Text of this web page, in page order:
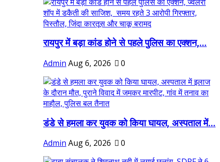
रायपुर में बड़ा कांड होने से पहले पुलिस का एक्शन,...
Admin Aug 6, 2026 0
डंडे से हमला कर युवक को किया घायल, अस्पताल में...
Admin Aug 6, 2026 0